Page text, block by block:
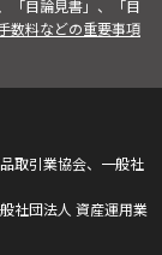
「目論見書」、「目
数料などの重要事項
取引業協会、一般社
社団法人 資産運用業